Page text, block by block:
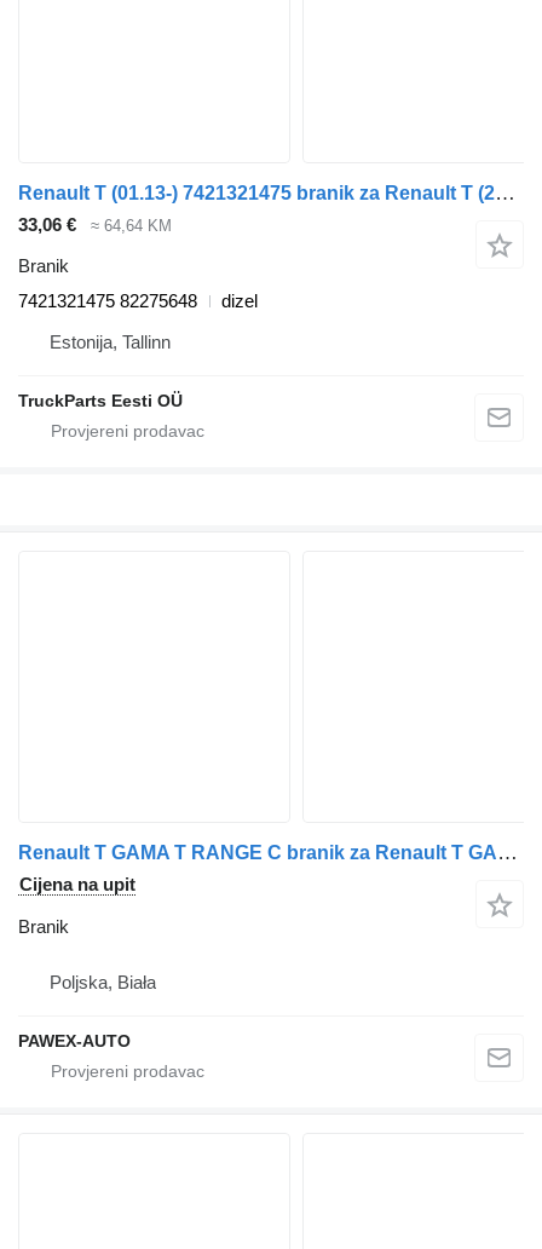
Renault T (01.13-) 7421321475 branik za Renault T (2013-) tegljača
33,06 € ≈ 64,64 KM
Branik
7421321475 82275648
dizel
Estonija, Tallinn
TruckParts Eesti OÜ
Renault T GAMA T RANGE C branik za Renault T GAMA T RANGE C tegljača
Cijena na upit
Branik
Poljska, Biała
PAWEX-AUTO